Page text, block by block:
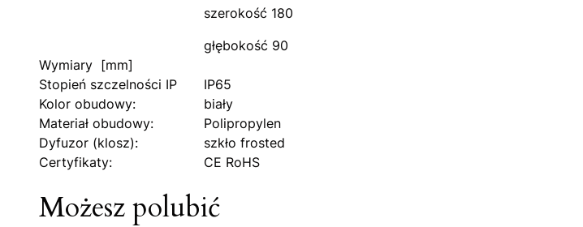
Wymiary [mm]
szerokość 180
głębokość 90
Stopień szczelności IP
IP65
Kolor obudowy:
biały
Materiał obudowy:
Polipropylen
Dyfuzor (klosz):
szkło frosted
Certyfikaty:
CE RoHS
Możesz polubić